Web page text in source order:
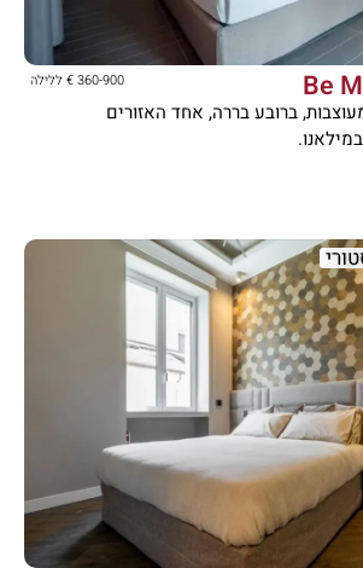

Be 360-900 € ללילה
ברובע בררה, אחד האזורים
